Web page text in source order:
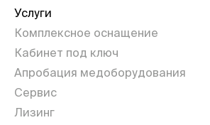
Услуги
Комплексное оснащение
Кабинет под ключ
Апробация медоборудования
Сервис
Лизинг